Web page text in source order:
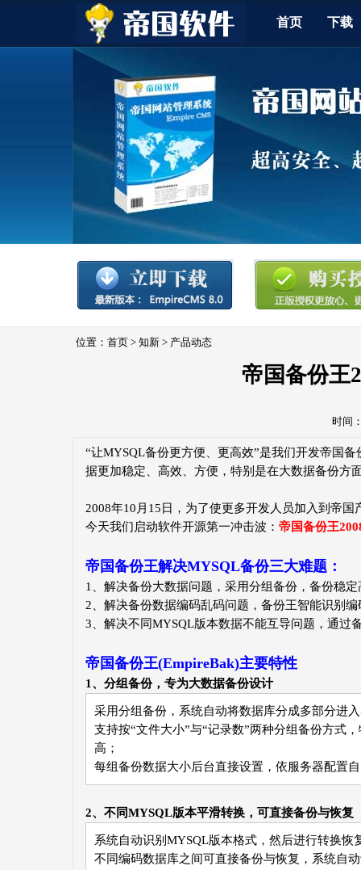
首页 下载
位置： 首页 > 知新 > 产品动态
帝国备份王
时间
“让MYSQL备份更方便、更高效”是我们开发帝国
据更加稳定、高效、方便，特别是在大数据备份方
2008年10月15日，为了使更多开发人员加入到帝
今天我们启动软件开源第一冲击波： 帝国备份王
帝国备份王解决MYSQL备份三大难题：
1、解决备份大数据问题，采用分组备份，备份稳定
2、解决备份数据编码乱码问题，备份王智能识别编
3、解决不同MYSQL版本数据不能互导问题，通过
帝国备份王(EmpireBak)主要特性
1、分组备份，专为大数据备份设计
采用分组备份，系统自动将数据库分成多部分进
支持按“文件大小”与“记录数”两种分组备份方式
高；
每组备份数据大小后台直接设置，依服务器配置
2、不同MYSQL版本平滑转换，可直接备份与恢复
系统自动识别MYSQL版本格式，然后进行转换恢
不同编码数据库之间可直接备份与恢复，系统自